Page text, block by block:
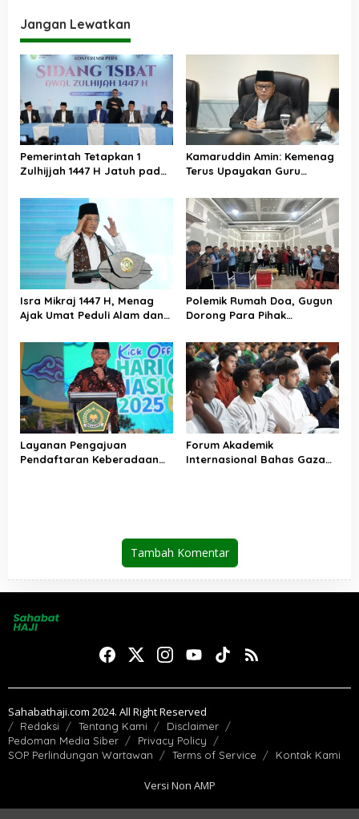
Jangan Lewatkan
Pemerintah Tetapkan 1
Zulhijjah 1447 H Jatuh pada
Kamaruddin Amin: Kemenag
Terus Upayakan Guru
Diangkat PPPK
Isra Mikraj 1447 H, Menag
Ajak Umat Peduli Alam dan
Polemik Rumah Doa, Gugun
Dorong Para Pihak
Layanan Pengajuan
Pendaftaran Keberadaan
Forum Akademik
Internasional Bahas Gaza
Tambah Komentar
Sahabathaji.com 2024. All Right Reserved
Redaksi Tentang Kami
Disclaimer
Pedoman Media Siber
Privacy Policy
SOP Perlindungan Wartawan
Terms of Service Kontak Kami
Versi Non AMP